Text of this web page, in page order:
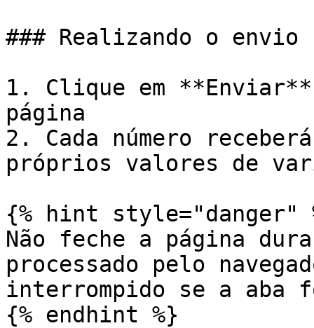
### Realizando o envio
1. Clique em
página
2. Cada número receberá
próprios valores de
{% hint style="danger"
Não feche a página
processado pelo
interrompido se a aba
{% endhint %}